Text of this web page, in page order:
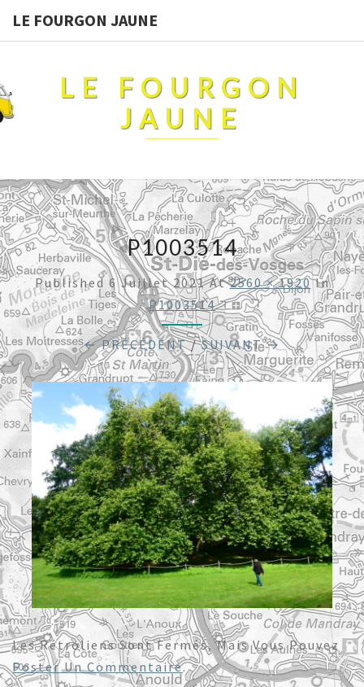
LE FOURGON JAUNE
LE FOURGON
JAUNE
P1003514
Published 6 Juillet 2021At2560 × 1920In
P1003514
← PRÉCÉDENT/SUIVANT →
Les Rétroliens Sont Fermés, Mais Vous Pouvez
Poster Un Commentaire.